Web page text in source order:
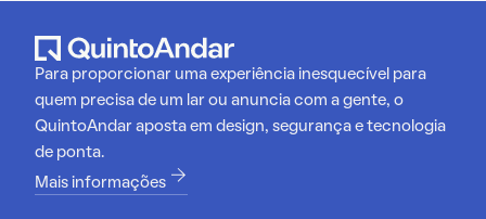
Para proporcionar uma experiência inesquecível para
quem precisa de um lar ou anuncia com a gente, o
QuintoAndar aposta em design, segurança e tecnologia
de ponta.
Mais informações